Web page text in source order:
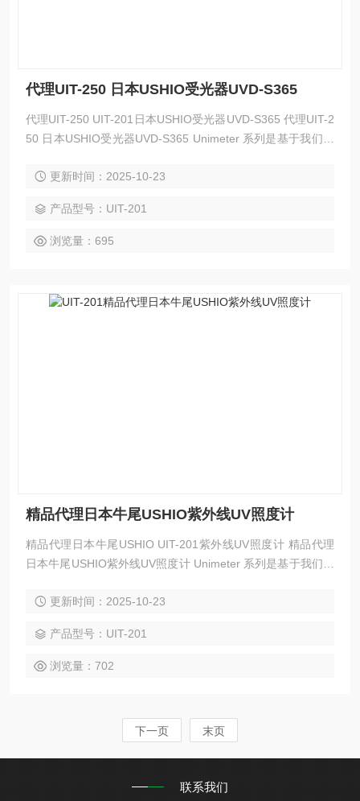
代理UIT-250 日本USHIO受光器UVD-S365
代理UIT-250 UIT-201日本USHIO受光器UVD-S365 代理UIT-2
50 日本USHIO受光器UVD-S365 Unimeter 系列是基于我们作
学测量仪器从用户的角度来看确实易于使用。这些紧凑型紫外
化、清洁和灭菌系统。
更新时间：2025-10-23
产品型号：UIT-201
浏览量：695
精品代理日本牛尾USHIO紫外线UV照度计
精品代理日本牛尾USHIO UIT-201紫外线UV照度计 精品代理
日本牛尾USHIO紫外线UV照度计 Unimeter 系列是基于我们作
学测量仪器从用户的角度来看确实易于使用。这些紧凑型紫外
化、清洁和灭菌系统。
更新时间：2025-10-23
产品型号：UIT-201
浏览量：702
下一页 末页
联系我们